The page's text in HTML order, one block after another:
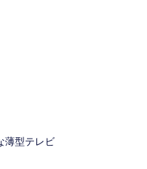
薄型テレビ